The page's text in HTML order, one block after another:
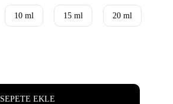
10 ml 15 ml 20 ml
SEPETE EKLE